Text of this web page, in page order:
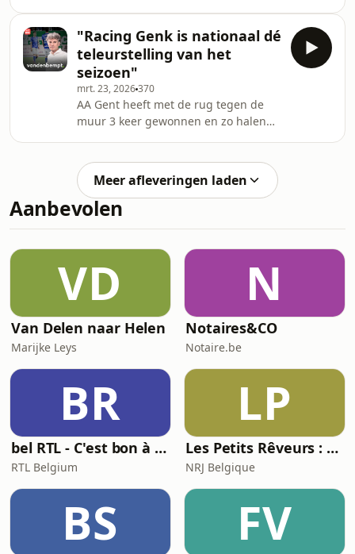
maar het was onbegrijpelijk dat STVV
geen strafschop kreeg in die
wedstrijd. Gent miste dan weer een
gouden kans om de strijd om de 3e
plaats spannend te maken.
"Racing Genk is nationaal dé
teleurstelling van het
seizoen"
mrt. 23, 2026370
AA Gent heeft met de rug tegen de
muur 3 keer gewonnen en zo halen
teleur, met vermijdbare
tegendoelpunten. Anderlecht
ontsnapte aan een catastrofe. Union
start met vertrouwen aan de strijd om
Meer afleveringen laden
Aanbevolen
VD
Van Delen naar Helen
Marijke Leys
N
Notaires&CO
Notaire.be
BR
bel RTL - C'est bon à savoir
RTL Belgium
LP
Les Petits Rêveurs : histoires et aventures pour enfants
NRJ Belgique
BS FV